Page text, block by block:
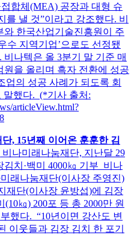
합체(MEA) 공장과 대형 슈
낼 것”이라고 강조했다. 비
와 한국산업기술진흥원이 주
수 지역기업’으로도 선정됐
나텍은 올 3분기 말 기준 매
원을 올리며 흑자 전환에 성공
업의 성공 사례가 되도록 회
말했다. (*기사 출처:
articleView.html?
, 15년째 이어온 훈훈한 김
비나미래나눔재단, 지난달 29
치·백미 4000㎏ 기부 비나
래나눔재단(이사장 주영진)
재단(이사장 윤방섭)에 김장
㎏) 200포 등 총 2000만 원
했다. “10년이면 강산도 변
이웃들과 김장 김치 한 포기